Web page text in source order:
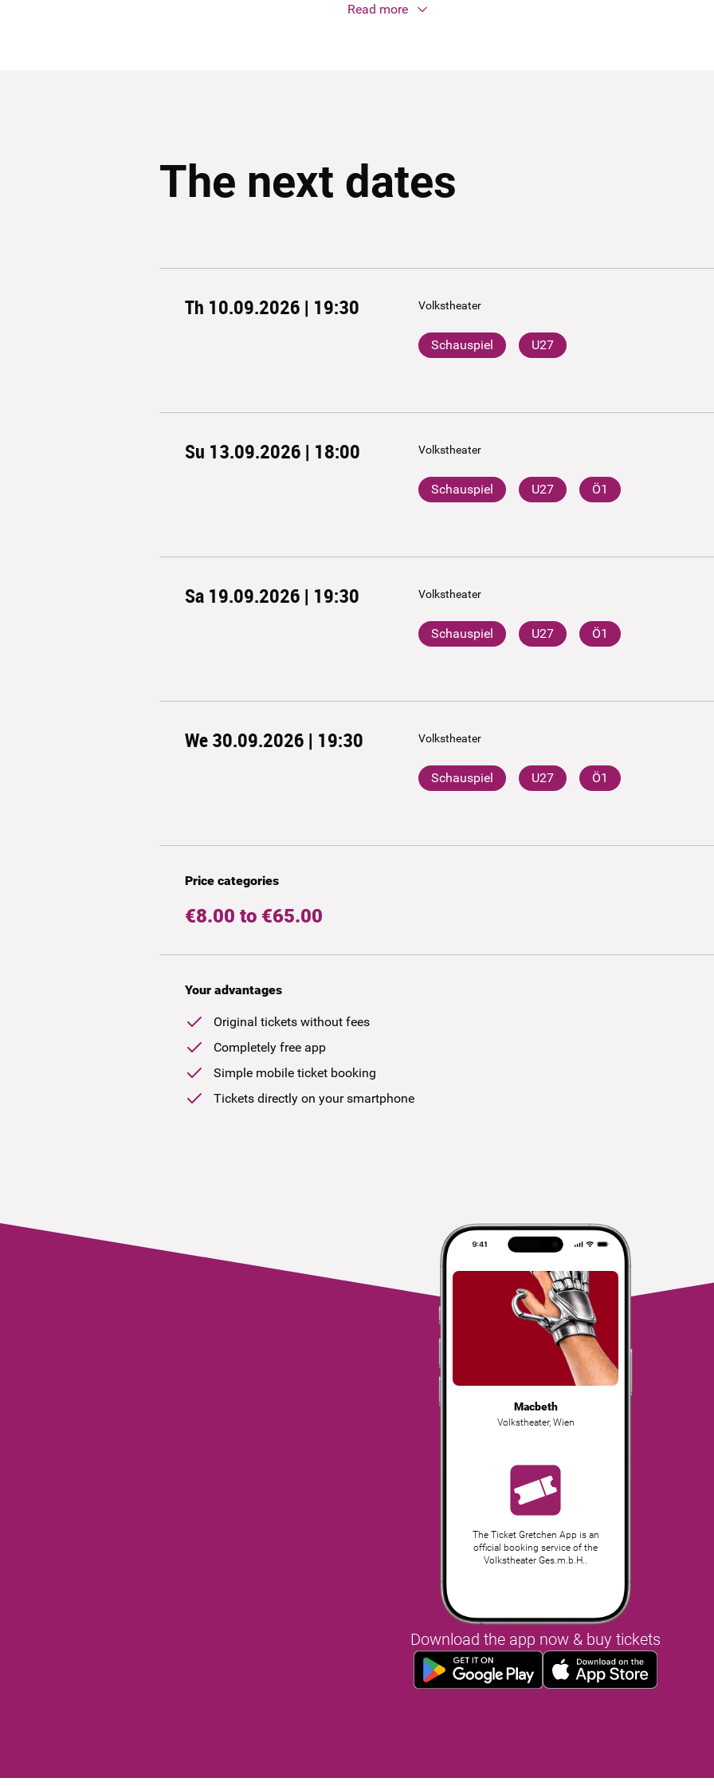
Read more
The next dates
Th 10.09.2026 | 19:30 Volkstheater
Schauspiel U27
Su 13.09.2026 | 18:00 Volkstheater
Schauspiel U27 Ö1
Sa 19.09.2026 | 19:30 Volkstheater
Schauspiel U27 Ö1
We 30.09.2026 | 19:30 Volkstheater
Schauspiel U27 Ö1
Price categories
€8.00 to €65.00
Your advantages
Original tickets without fees
Completely free app
Simple mobile ticket booking
Tickets directly on your smartphone
Macbeth
Volkstheater, Wien
The Ticket Gretchen App is an
official booking service of the
Volkstheater Ges.m.b.H..
Download the app now & buy tickets